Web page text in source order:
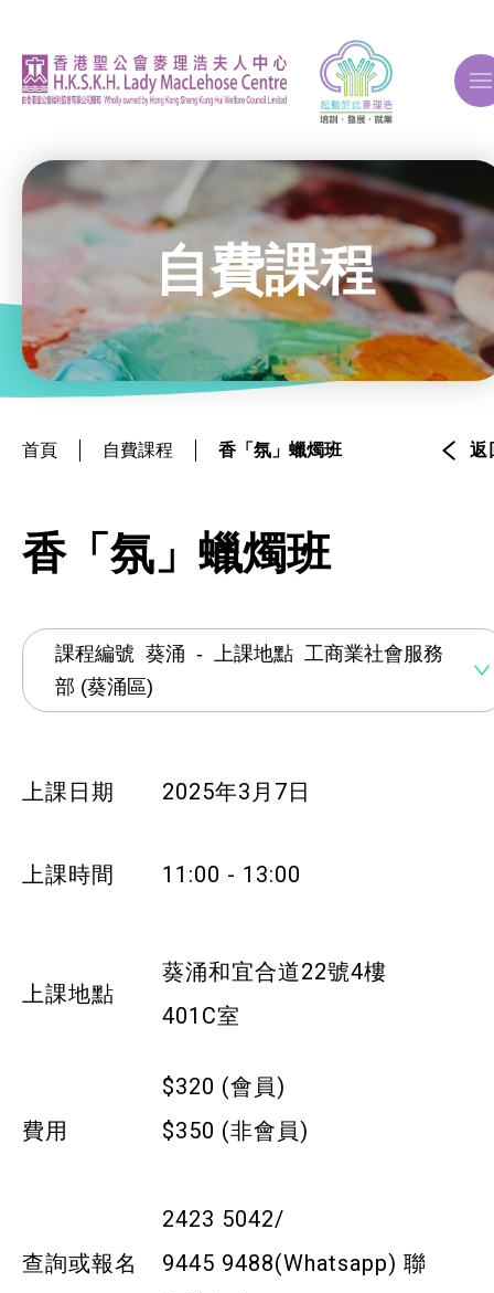
關於我們
ERB再培訓課程
自費課程
創新科技
手語課程
急救課程
美顏妝扮
寵物護理及美容
自費課程
首頁 自費課程 香「氛」蠟燭班 返
香「氛」蠟燭班
上課日期 2025年3月7日
上課時間 11:00 - 13:00
上課地點
葵涌和宜合道22號4樓
401C室
費用
$320 (會員)
$350 (非會員)
查詢或報名
2423 5042/
9445 9488(Whatsapp) 聯